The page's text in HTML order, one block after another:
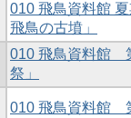
010 飛鳥資料館
飛鳥の古墳」
010 飛鳥資料館
祭」
010 飛鳥資料館